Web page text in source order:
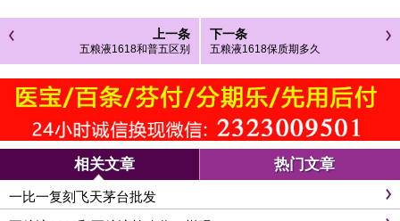
上一条
五粮液1618和普五区别
下一条
五粮液1618保质期多久
相关文章 热门文章
一比一复刻飞天茅台批发